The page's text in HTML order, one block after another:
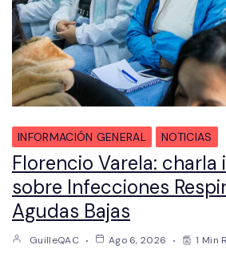
INFORMACIÓN GENERAL NOTICIAS
Florencio Varela:
sobre Infecciones
Agudas Bajas
GuilleQAC Ago 6, 2026 1 Min